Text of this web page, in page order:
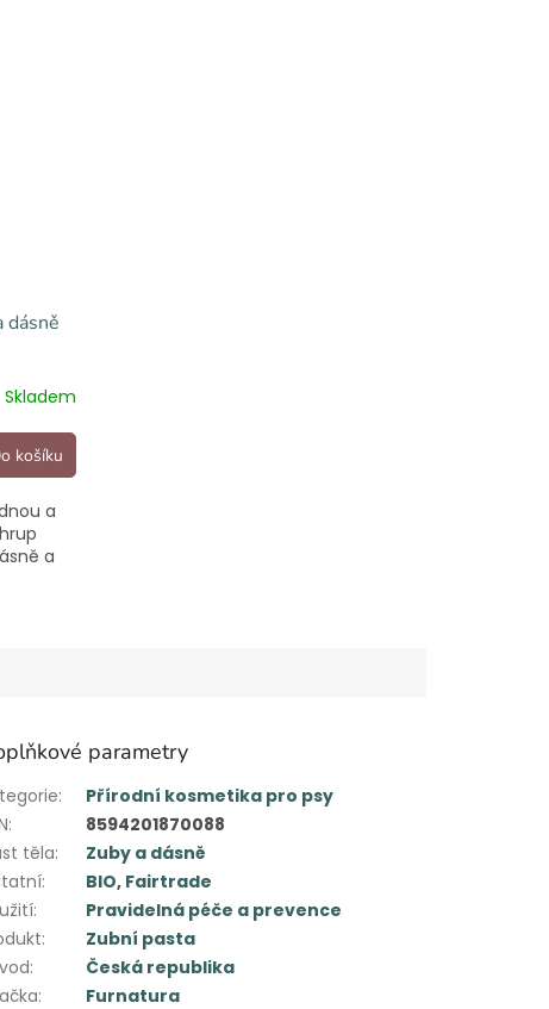
dásně
Skladem
košíku
a
a
parametry
:
Přírodní kosmetika pro psy
:
8594201870088
těla:
Zuby a dásně
: BIO, Fairtrade
:
Pravidelná péče a prevence
:
Zubní pasta
:
Česká republika
:
Furnatura